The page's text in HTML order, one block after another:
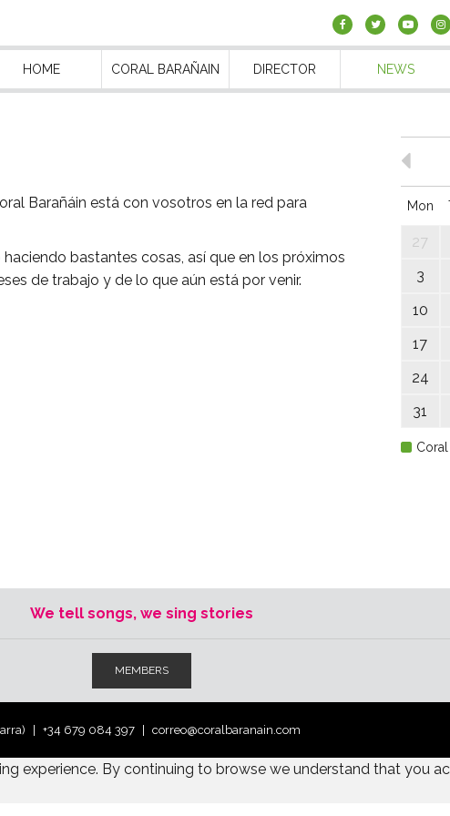
HOME CORAL BARAÑAIN DIRECTOR NEWS
Barañáin está con vosotros en la red para
bastantes cosas, así que en los próximos
de trabajo y de lo que aún está por venir.
Mon
27
3
10
17
24
31
Coral
We tell songs, we sing stories
MEMBERS
+34 679 084 397 correo@coralbaranain.com
experience. By continuing to browse we understand that you